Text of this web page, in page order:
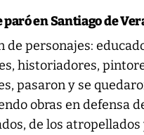
paró en Santiago de
de personajes:
historiadores,
pasaron y se
obras en defensa
de los atropellados